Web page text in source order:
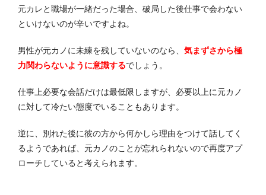
元カレと職場が一緒だった場合、破局した後仕事で会わない
といけないのが辛いですよね。
男性が元カノに未練を残していないのなら、 気まずさから極
力関わらないように意識するでしょう。
仕事上必要な会話だけは最低限しますが、必要以上に元カノ
に対して冷たい態度でいることもあります。
逆に、別れた後に彼の方から何かしら理由をつけて話してく
るようであれば、元カノのことが忘れられないので再度アプ
ローチしていると考えられます。